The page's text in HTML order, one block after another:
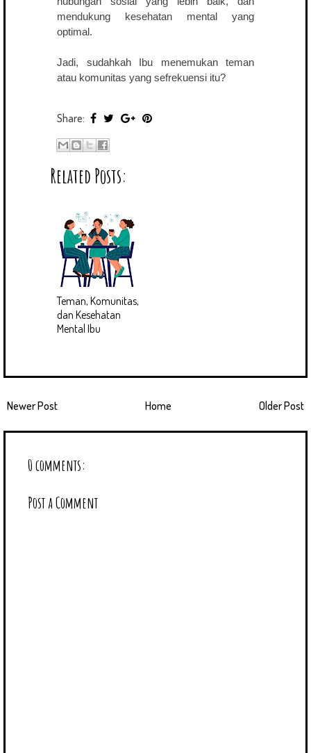
mendukung kesehatan mental yang
optimal.
Jadi, sudahkah Ibu menemukan teman
atau komunitas yang sefrekuensi itu?
Share:
Related Posts:
Teman, Komunitas,
dan Kesehatan
Mental Ibu
Newer Post Older Post
Home
0 comments:
Post a Comment